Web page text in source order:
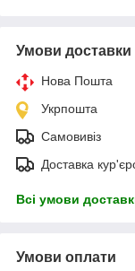
Умови доставки
Нова Пошта
Укрпошта
Самовивіз
Доставка
Всі умови
Умови оплати